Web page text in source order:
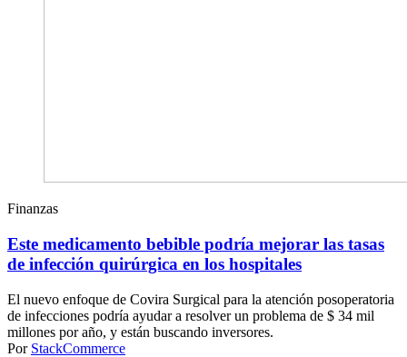
Finanzas
Este medicamento bebible podría mejorar las tasas
de infección quirúrgica en los hospitales
El nuevo enfoque de Covira Surgical para la atención posoperatoria
de infecciones podría ayudar a resolver un problema de $ 34 mil
millones por año, y están buscando inversores.
Por StackCommerce